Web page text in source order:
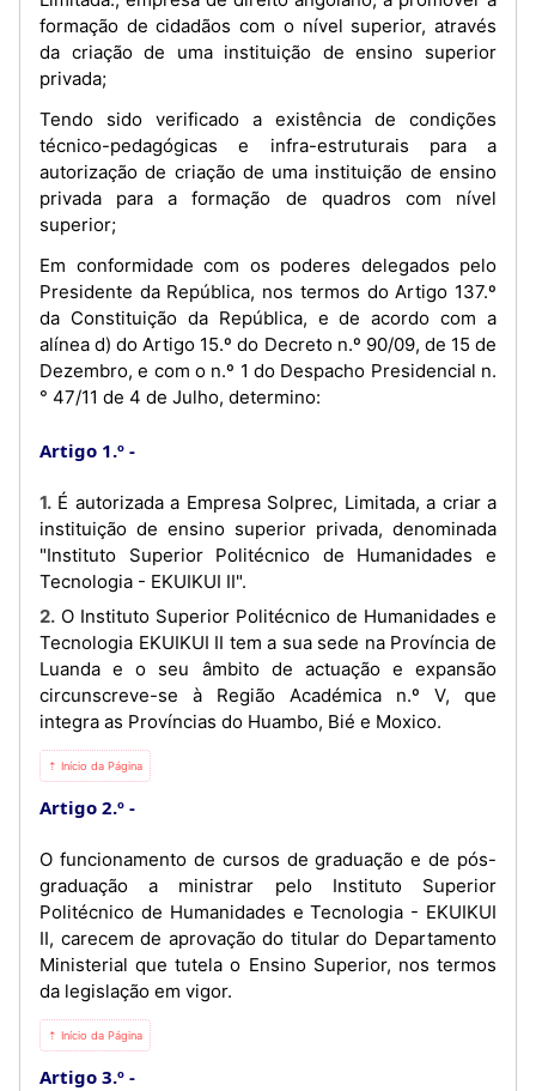
formação de cidadãos com o nível superior, através
da criação de uma instituição de ensino superior
privada;
Tendo sido verificado a existência de condições
técnico-pedagógicas e infra-estruturais para a
autorização de criação de uma instituição de ensino
privada para a formação de quadros com nível
superior;
Em conformidade com os poderes delegados pelo
Presidente da República, nos termos do Artigo 137.º
da Constituição da República, e de acordo com a
alínea d) do Artigo 15.º do Decreto n.º 90/09, de 15 de
Dezembro, e com o n.º 1 do Despacho Presidencial n.
° 47/11 de 4 de Julho, determino:
Artigo 1.º
1. É autorizada a Empresa Solprec, Limitada, a criar a
instituição de ensino superior privada, denominada
"Instituto Superior Politécnico de Humanidades e
Tecnologia - EKUIKUI II".
2. O Instituto Superior Politécnico de Humanidades e
Tecnologia EKUIKUI II tem a sua sede na Província de
Luanda e o seu âmbito de actuação e expansão
circunscreve-se à Região Académica n.º V, que
integra as Províncias do Huambo, Bié e Moxico.
⇡ Início da Página
Artigo 2.º
O funcionamento de cursos de graduação e de pós-
graduação a ministrar pelo Instituto Superior
Politécnico de Humanidades e Tecnologia - EKUIKUI
II, carecem de aprovação do titular do Departamento
Ministerial que tutela o Ensino Superior, nos termos
da legislação em vigor.
⇡ Início da Página
Artigo 3.º